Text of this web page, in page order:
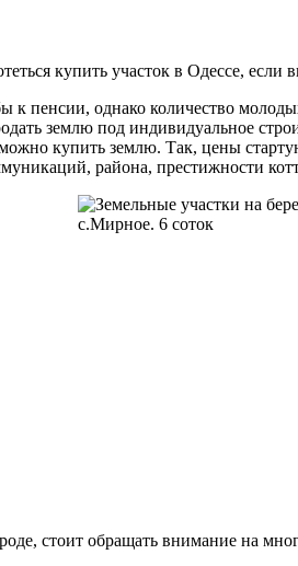
купить участок в Одессе, если
к пенсии, однако количество
землю под индивидуальное
купить землю. Так, цены
района, престижности
стоит обращать внимание на